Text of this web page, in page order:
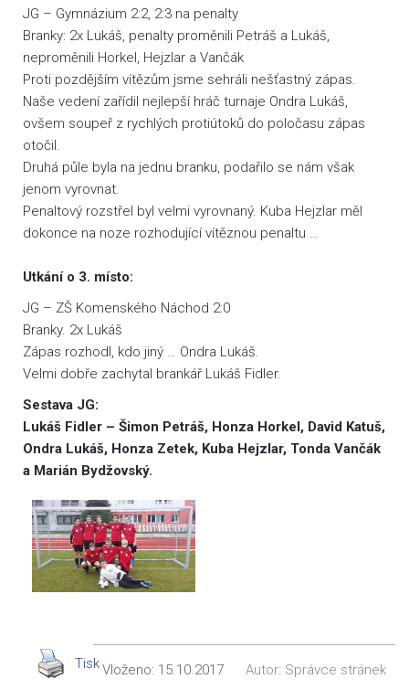
JG – Gymnázium 2:2, 2:3 na penalty
Branky: 2x Lukáš, penalty proměnili Petráš a Lukáš,
neproměnili Horkel, Hejzlar a Vančák
Proti pozdějším vítězům jsme sehráli nešťastný zápas.
Naše vedení zařídil nejlepší hráč turnaje Ondra Lukáš,
ovšem soupeř z rychlých protiútoků do poločasu zápas
otočil.
Druhá půle byla na jednu branku, podařilo se nám však
jenom vyrovnat.
Penaltový rozstřel byl velmi vyrovnaný. Kuba Hejzlar měl
dokonce na noze rozhodující vítěznou penaltu …
Utkání o 3. místo:
JG – ZŠ Komenského Náchod 2:0
Branky. 2x Lukáš
Zápas rozhodl, kdo jiný … Ondra Lukáš.
Velmi dobře zachytal brankář Lukáš Fidler.
Sestava JG:
Lukáš Fidler – Šimon Petráš, Honza Horkel, David Katuš,
Ondra Lukáš, Honza Zetek, Kuba Hejzlar, Tonda Vančák
a Marián Bydžovský.
TiskVloženo: 15.10.2017 Autor: Správce stránek